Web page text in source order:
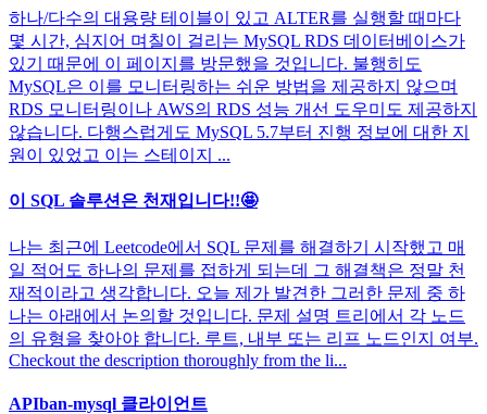
하나/다수의 대용량 테이블이 있고 ALTER를 실행할 때마다
몇 시간, 심지어 며칠이 걸리는 MySQL RDS 데이터베이스가
있기 때문에 이 페이지를 방문했을 것입니다. 불행히도
MySQL은 이를 모니터링하는 쉬운 방법을 제공하지 않으며
RDS 모니터링이나 AWS의 RDS 성능 개선 도우미도 제공하지
않습니다. 다행스럽게도 MySQL 5.7부터 진행 정보에 대한 지
원이 있었고 이는 스테이지 ...
이 SQL 솔루션은 천재입니다!!🤩
나는 최근에 Leetcode에서 SQL 문제를 해결하기 시작했고 매
일 적어도 하나의 문제를 접하게 되는데 그 해결책은 정말 천
재적이라고 생각합니다. 오늘 제가 발견한 그러한 문제 중 하
나는 아래에서 논의할 것입니다. 문제 설명 트리에서 각 노드
의 유형을 찾아야 합니다. 루트, 내부 또는 리프 노드인지 여부.
Checkout the description thoroughly from the li...
APIban-mysql 클라이언트